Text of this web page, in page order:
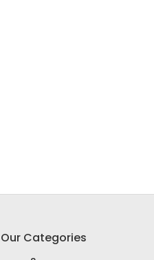
Our Categories